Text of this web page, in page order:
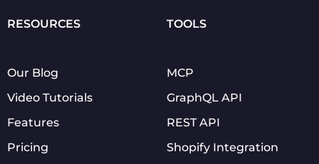
RESOURCES
Our Blog
Video Tutorials
Features
Pricing
TOOLS
MCP
GraphQL API
REST API
Shopify Integration